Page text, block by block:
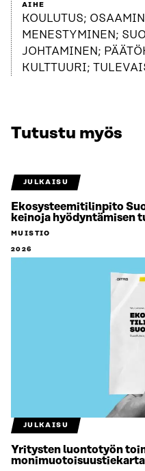
AIHE
KOULUTUS;
MENESTYMINEN;
JOHTAMINEN;
KULTTUURI;
Tutustu myös
JULKAISU
Ekosysteemitilinpito
keinoja hyödyntämisen
MUISTIO
2026
JULKAISU
Yritysten luontotyön